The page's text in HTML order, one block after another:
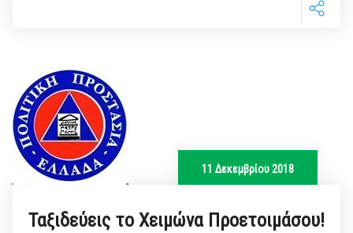
11 Δεκεμβρίου 2018
Ταξιδεύεις το Χειμώνα Προετοιμάσου!